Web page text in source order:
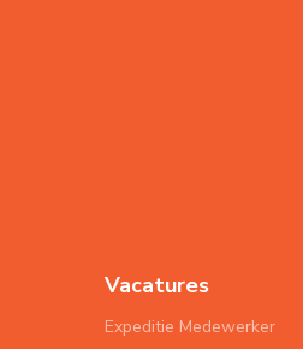
Vacatures
Expeditie Medewerker